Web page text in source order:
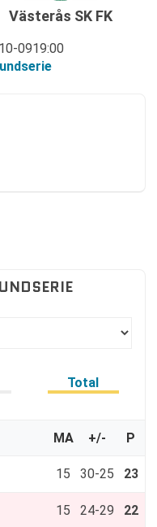
0919:00
Västerås SK FK
Total
MA +/- P
15 30-25 23
15 24-29 22